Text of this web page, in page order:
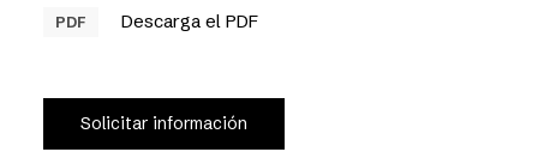
PDF Descarga el PDF
Solicitar información